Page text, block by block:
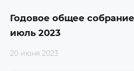
Годовое общее
июль 2023
20 июня 2023